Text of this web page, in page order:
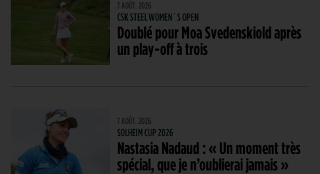
7 AOÛT. 2026
CSK STEEL WOMEN´S OPEN
Doublé pour Moa Svedenskiold après
un play-off à trois
7 AOÛT. 2026
SOLHEIM CUP 2026
Nastasia Nadaud : « Un moment très
spécial, que je n’oublierai jamais »